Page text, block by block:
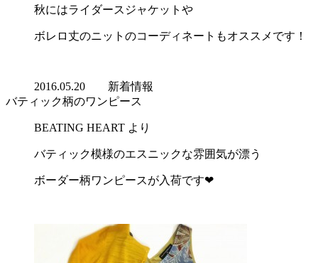
秋にはライダースジャケットや
ボレロ丈のニットのコーディネートもオススメです！
2016.05.20 新着情報
バティック柄のワンピース
BEATING HEART より
バティック模様のエスニックな雰囲気が漂う
ボーダー柄ワンピースが入荷です❤︎